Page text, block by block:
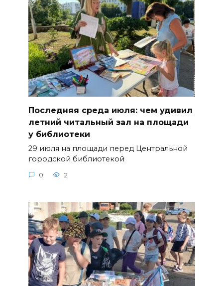
Последняя среда июля: чем удивил
летний читальный зал на площади
у библиотеки
29 июля на площади перед Центральной
городской библиотекой
0 2